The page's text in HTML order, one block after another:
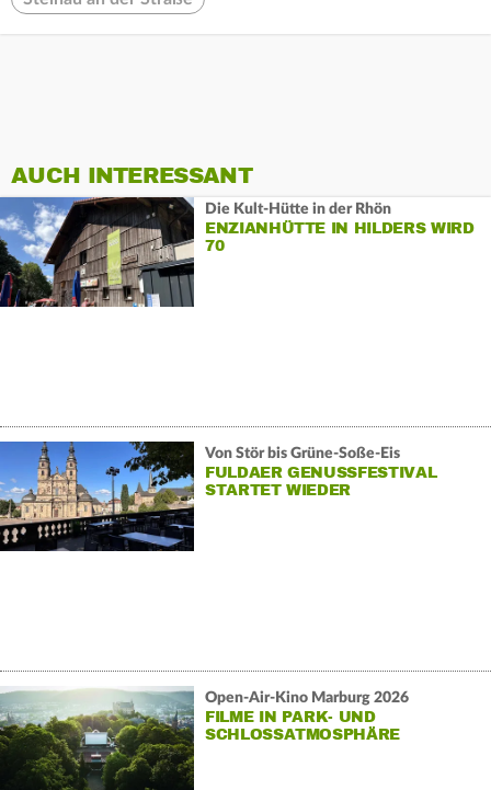
AUCH INTERESSANT
Die Kult-Hütte in der Rhön
ENZIANHÜTTE IN HILDERS WIRD
70
Von Stör bis Grüne-Soße-Eis
FULDAER GENUSSFESTIVAL
STARTET WIEDER
Open-Air-Kino Marburg 2026
FILME IN PARK- UND
SCHLOSSATMOSPHÄRE